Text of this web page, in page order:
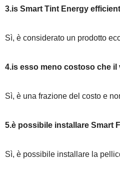
3.is Smart Tint Energy
Sì, è considerato un prodotto
4.is esso meno costoso che il
Sì, è una frazione del costo e
5.è possibile installare Smart
Sì, è possibile installare la